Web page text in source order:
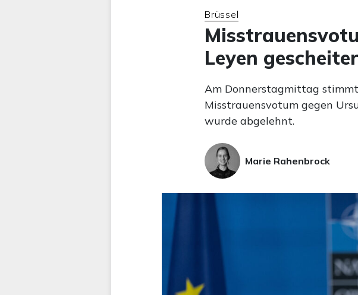
Brüssel
Leyen
Am Donnerstagmittag
Misstrauensvotum gegen
wurde abgelehnt.
Marie Rahenbrock